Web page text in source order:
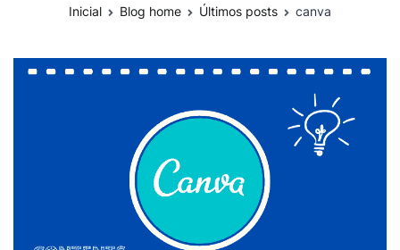
Inicial Blog home Últimos posts canva